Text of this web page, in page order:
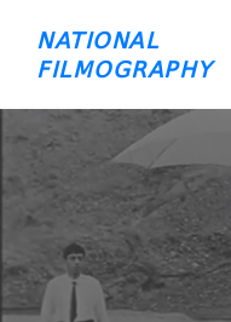
NATIONAL
FILMOGRAPHY